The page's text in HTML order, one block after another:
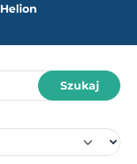
Helion
Szukaj